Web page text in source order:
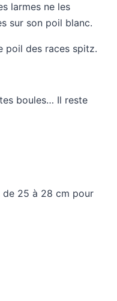
larmes ne les
sur son poil blanc.
poil des races spitz.
boules… Il reste
de 25 à 28 cm pour